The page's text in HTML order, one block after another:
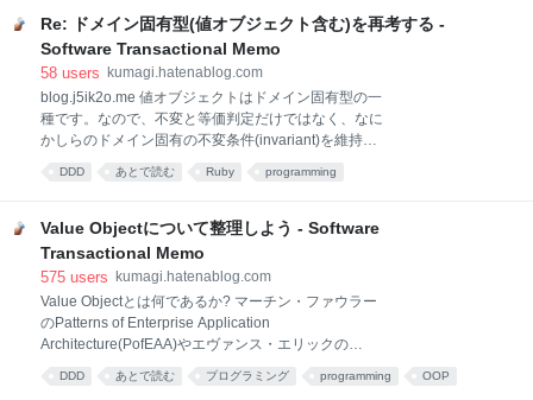
がなかったなどの苦情は受け付けない。 kumagi: 値オ
ブジェクトはIDによらない等価比較をするオブジェク
トの事であって、ドメイン固有の値オブジェクトもそ
おかしい。全ての値オブジェクトは何らかのドメイン
オブジェクトの一部であって、Integerすらも整数ドメ
インの問題を解決するために設計されたドメインオブ
ジェクトと言える。Evansも肯定しているはずだ。
Re: ドメイン固有型(値オブジェクト含む)を再考する -
Software Transactional Memo
58 users
kumagi.hatenablog.com
blog.j5ik2o.me 値オブジェクトはドメイン固有型の一
種です。なので、不変と等価判定だけではなく、なに
かしらのドメイン固有の不変条件(invariant)を維持す
る責任があると考えます(もちろん型として切り出すわ
けですからその投資に見合うだけの見返りがないとい
判定をするオブジェクトの事であって、Rubyの
Hash、Pythonのdict、C++のstd::unordered_setすら
も値によって等価判定を行うのでこれらは値オブジェ
に入れて渡されたユーザ入力値をValidationしてドメイ
ン固有型に詰め直すのはもちろん必要ならやれば良い
が、Hashクラスそのものにモンキーパッチなり特異ク
ラスなりを行って不変条件を維持する責任を負った自
DDD あとで読む Ruby programming
Value Objectについて整理しよう - Software
Transactional Memo
575 users
kumagi.hatenablog.com
Value Objectとは何であるか? マーチン・ファウラー
のPatterns of Enterprise Application
Architecture(PofEAA)やエヴァンス・エリックの
Domain Driven Design: Tackling Complexity in the
Heart of Software(DDD)が原典であるが、PofEAAでは
DDD あとで読む プログラミング programming OOP